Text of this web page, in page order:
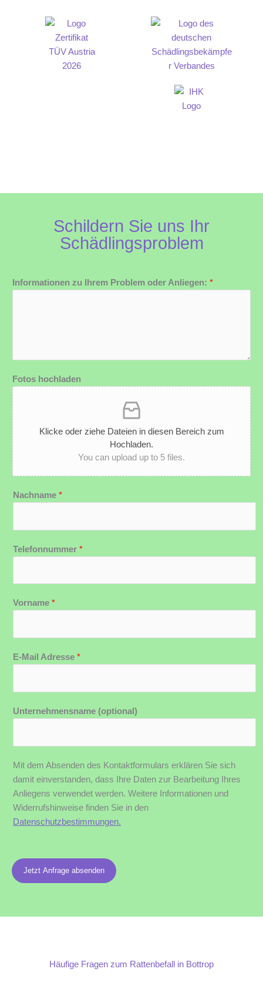
Schildern Sie uns Ihr
Schädlingsproblem
Informationen zu Ihrem Problem oder Anliegen: *
Fotos hochladen
Klicke oder ziehe Dateien in diesen Bereich zum
Hochladen.
You can upload up to 5 files.
Nachname *
Telefonnummer *
Vorname *
E-Mail Adresse *
Unternehmensname (optional)
Mit dem Absenden des Kontaktformulars erklären Sie sich
damit einverstanden, dass Ihre Daten zur Bearbeitung Ihres
Anliegens verwendet werden. Weitere Informationen und
Widerrufshinweise finden Sie in den
Datenschutzbestimmungen.
Jetzt Anfrage absenden
Häufige Fragen zum Rattenbefall in Bottrop